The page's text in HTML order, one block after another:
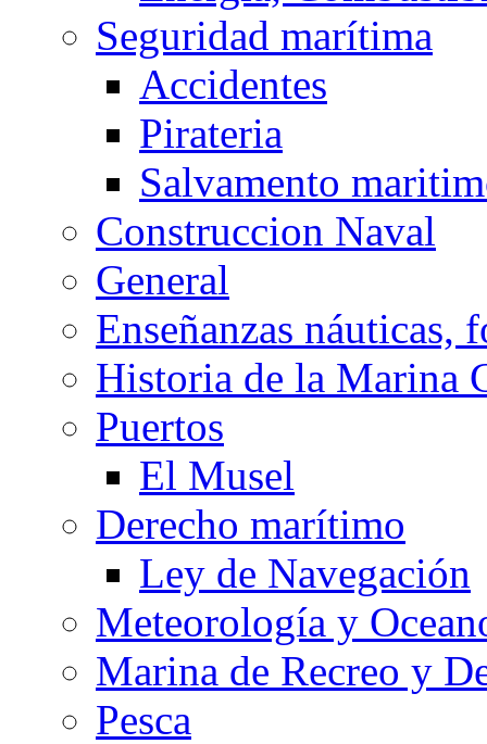
Seguridad marítima
Accidentes
Pirateria
Salvamento
Construccion Naval
General
Enseñanzas náuticas,
Historia de la Marina
Puertos
El Musel
Derecho marítimo
Ley de Navegación
Meteorología y
Marina de Recreo y
Pesca